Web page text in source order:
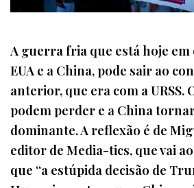
A guerra fria que está hoje
EUA e a China, pode sair ao
anterior, que era com a URSS.
podem perder e a China
dominante. A reflexão é de
editor de Media-tics, que vai
que “a estúpida decisão de